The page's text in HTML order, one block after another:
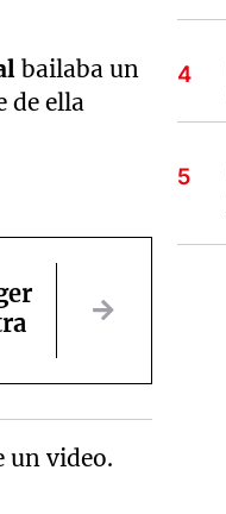
bailaba un
de ella
un video.